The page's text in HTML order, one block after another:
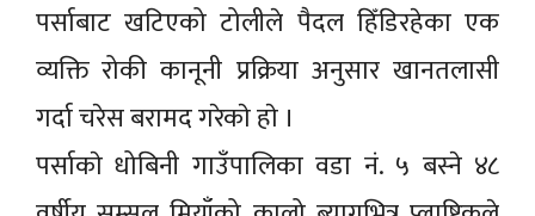
पर्साबाट खटिएको टोलीले पैदल हिँडिरहेका एक
व्यक्ति रोकी कानूनी प्रक्रिया अनुसार खानतलासी
गर्दा चरेस बरामद गरेकाे हाे ।
पर्साकाे धोबिनी गाउँपालिका वडा नं. ५ बस्ने ४८